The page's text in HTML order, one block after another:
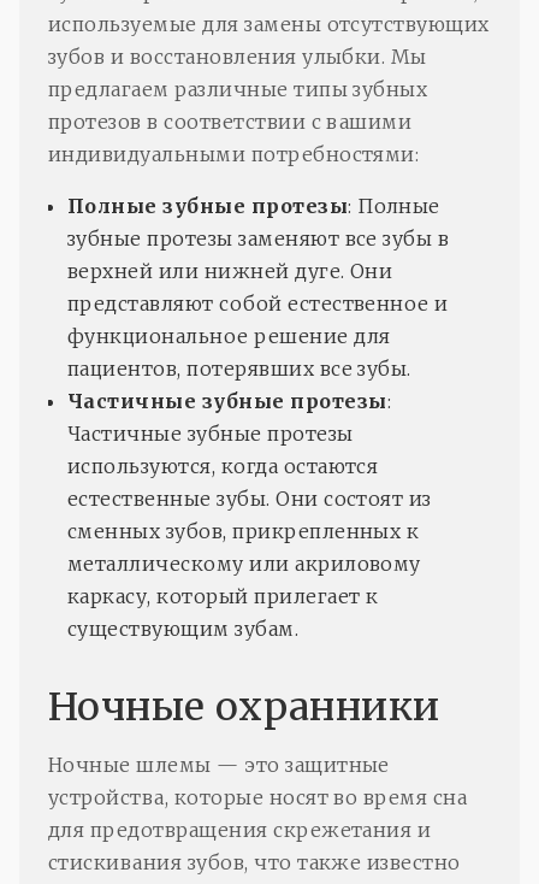
используемые для замены отсутствующих
зубов и восстановления улыбки. Мы
предлагаем различные типы зубных
протезов в соответствии с вашими
индивидуальными потребностями:
Полные зубные протезы: Полные
зубные протезы заменяют все зубы в
верхней или нижней дуге. Они
представляют собой естественное и
функциональное решение для
пациентов, потерявших все зубы.
Частичные зубные протезы:
Частичные зубные протезы
используются, когда остаются
естественные зубы. Они состоят из
сменных зубов, прикрепленных к
металлическому или акриловому
каркасу, который прилегает к
существующим зубам.
Ночные охранники
Ночные шлемы — это защитные
устройства, которые носят во время сна
для предотвращения скрежетания и
стискивания зубов, что также известно